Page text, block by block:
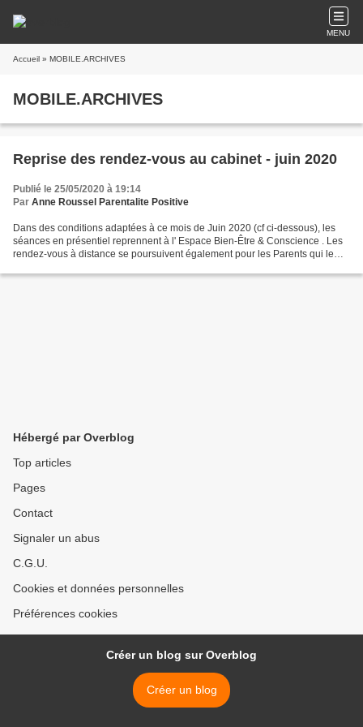
MENU
Accueil » MOBILE.ARCHIVES
MOBILE.ARCHIVES
Reprise des rendez-vous au cabinet - juin 2020
Publié le 25/05/2020 à 19:14
Par Anne Roussel Parentalite Positive
Dans des conditions adaptées à ce mois de Juin 2020 (cf ci-dessous), les
séances en présentiel reprennent à l' Espace Bien-Être & Conscience . Les
rendez-vous à distance se poursuivent également pour les Parents qui le
Hébergé par Overblog
Top articles
Pages
Contact
Signaler un abus
C.G.U.
Cookies et données personnelles
Préférences cookies
Créer un blog sur Overblog
Créer un blog